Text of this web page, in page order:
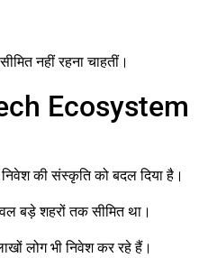
नहीं रहना चाहतीं।
Ecosystem
की संस्कृति को बदल दिया है।
बड़े शहरों तक सीमित था।
लोग भी निवेश कर रहे हैं।